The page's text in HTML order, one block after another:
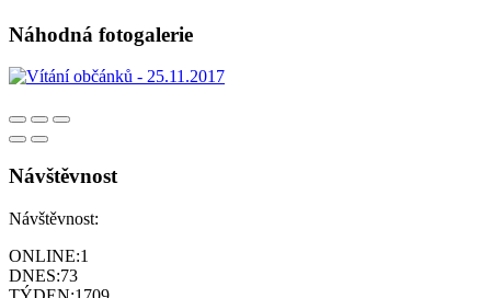
Náhodná fotogalerie
Návštěvnost
Návštěvnost:
ONLINE:1
DNES:73